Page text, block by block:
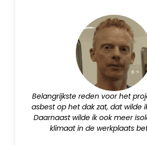
Belangrijkste reden voor het
asbest op het dak zat, dat wilde
Daarnaast wilde ik ook meer
klimaat in de werkplaats